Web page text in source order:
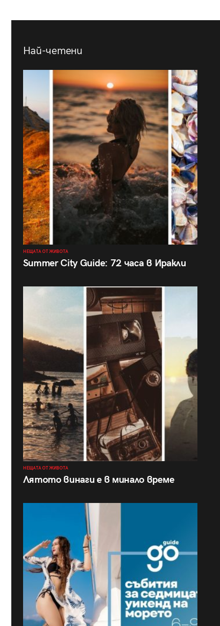
Най-четени
НЕЩАТА ОТ ЖИВОТА
Summer City Guide: 72 часа в Иракли
НЕЩАТА ОТ ЖИВОТА
Лятото винаги е в минало време